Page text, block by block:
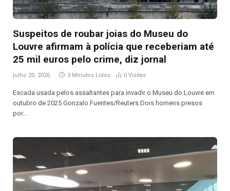
Suspeitos de roubar joias do Museu do
Louvre afirmam à polícia que receberiam até
25 mil euros pelo crime, diz jornal
julho 20, 2026 3 Minutos Lidos 0 Visitas
Escada usada pelos assaltantes para invadir o Museu do Louvre em
outubro de 2025 Gonzalo Fuentes/Reuters Dois homens presos
por…